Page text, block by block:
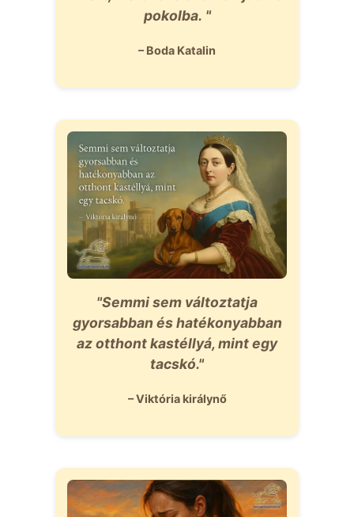
pokolba. "
– Boda Katalin
"Semmi sem változtatja
gyorsabban és hatékonyabban
az otthont kastéllyá, mint egy
tacskó."
– Viktória királynő